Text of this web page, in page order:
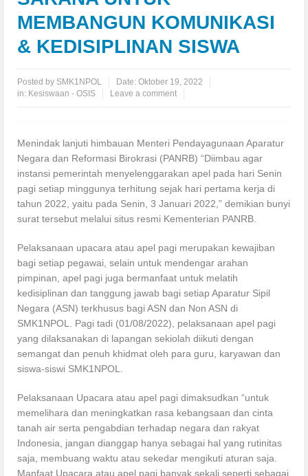
Gunung Penanggungan
Gempol
ISRA’ MI’RAJ: PENGUAT KEWAJIBAN SHOLAT BAGI PELAJAR
Gempol Tingkatkan Peminatan Siswa Melanjutkan ke Pendidikan
Tinggi
Tingkat Kemampuan Kepalangmerahan SMKN 1 Gempol. PMR
Wira Lakukan Sertijab organisasi Tahun 2025-2026
MEMBANGUN KOMUNIKASI
& KEDISIPLINAN SISWA
Posted by SMK1NPOL Date:Oktober 19, 2022
in: Kesiswaan - OSIS Leave a comment
Menindak lanjuti himbauan Menteri Pendayagunaan Aparatur
Negara dan Reformasi Birokrasi (PANRB) “Diimbau agar
instansi pemerintah menyelenggarakan apel pada hari Senin
pagi setiap minggunya terhitung sejak hari pertama kerja di
tahun 2022, yaitu pada Senin, 3 Januari 2022,” demikian bunyi
surat tersebut melalui situs resmi Kementerian PANRB.
Pelaksanaan upacara atau apel pagi merupakan kewajiban
bagi setiap pegawai, selain untuk mendengar arahan
pimpinan, apel pagi juga bermanfaat untuk melatih
kedisiplinan dan tanggung jawab bagi setiap Aparatur Sipil
Negara (ASN) terkhusus bagi ASN dan Non ASN di
SMK1NPOL. Pagi tadi (01/08/2022), pelaksanaan apel pagi
yang dilaksanakan di lapangan sekiolah diikuti dengan
semangat dan penuh khidmat oleh para guru, karyawan dan
siswa-siswi SMK1NPOL.
Pelaksanaan Upacara atau apel pagi dimaksudkan “untuk
memelihara dan meningkatkan rasa kebangsaan dan cinta
tanah air serta pengabdian terhadap negara dan rakyat
Indonesia, jangan dianggap hanya sebagai hal yang rutinitas
saja, membuang waktu atau sekedar mengikuti aturan saja.
Manfaat Upacara atau apel pagi banyak sekali seperti sebagai